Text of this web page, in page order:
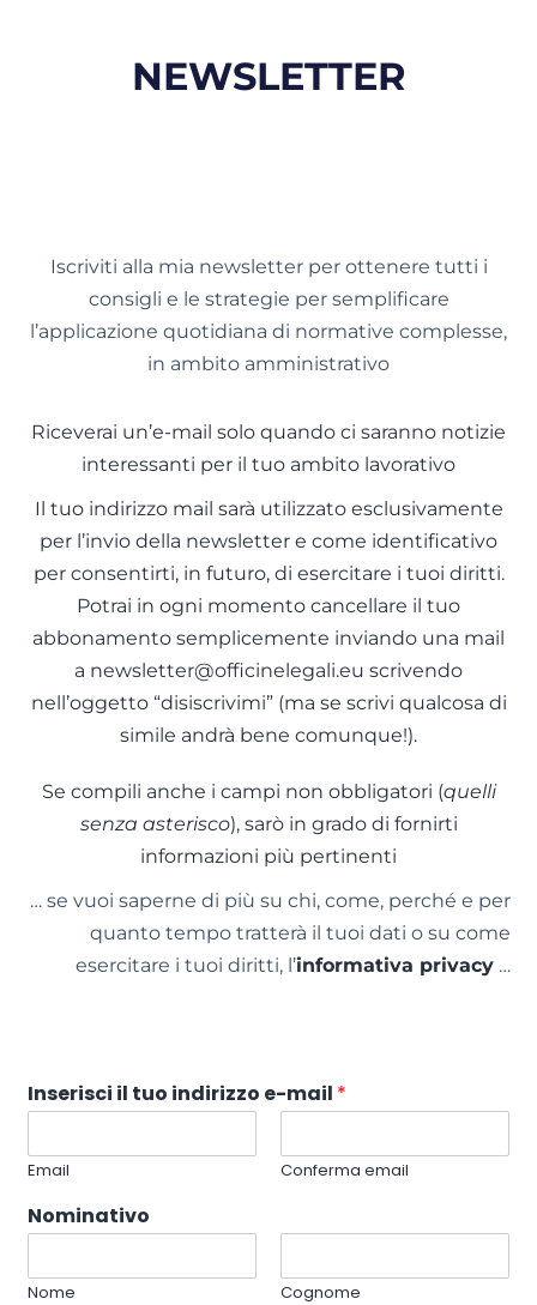
NEWSLETTER
Iscriviti alla mia newsletter per ottenere tutti i
consigli e le strategie per semplificare
l’applicazione quotidiana di normative complesse,
in ambito amministrativo
Riceverai un’e-mail solo quando ci saranno notizie
interessanti per il tuo ambito lavorativo
Il tuo indirizzo mail sarà utilizzato esclusivamente
per l’invio della newsletter e come identificativo
per consentirti, in futuro, di esercitare i tuoi diritti.
Potrai in ogni momento cancellare il tuo
abbonamento semplicemente inviando una mail
a newsletter@officinelegali.eu scrivendo
nell’oggetto “disiscrivimi” (ma se scrivi qualcosa di
simile andrà bene comunque!).
Se compili anche i campi non obbligatori (quelli
senza asterisco), sarò in grado di fornirti
informazioni più pertinenti
… se vuoi saperne di più su chi, come, perché e per
quanto tempo tratterà il tuoi dati o su come
esercitare i tuoi diritti, l’informativa privacy…
Inserisci il tuo indirizzo e-mail *
Email Conferma email
Nominativo
Nome
Cognome